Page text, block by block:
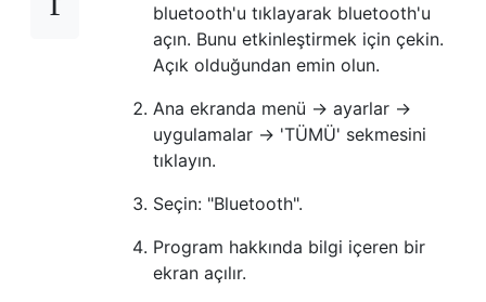
bluetooth'u tıklayarak bluetooth'u
açın. Bunu etkinleştirmek için çekin.
Açık olduğundan emin olun.
Ana ekranda menü -> ayarlar ->
uygulamalar -> 'TÜMÜ' sekmesini
tıklayın.
Seçin: "Bluetooth".
Program hakkında bilgi içeren bir
ekran açılır.